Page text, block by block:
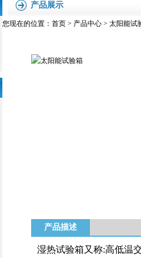
产品展示
您现在的位置： 首页 > 产品中心 > 太阳能试
产品描述
湿热试验箱又称:高低温